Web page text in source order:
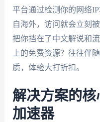
平台通过检测你的网络
自海外，访问就会立刻
把你挡在了中文解说和
上的免费资源？往往伴
质，体验大打折扣。
解决方案的核
加速器